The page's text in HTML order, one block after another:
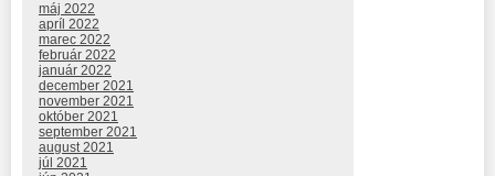
máj 2022
apríl 2022
marec 2022
február 2022
január 2022
december 2021
november 2021
október 2021
september 2021
august 2021
júl 2021